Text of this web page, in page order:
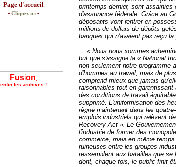
Page d'accueil
- Cliquez ici-
Fusion
enfin les archives !
printemps dernier, sont assainies
d'assurance fédérale. Grâce au
déposants vont rentrer en
millions de dollars de dépôts
banques qui n'avaient pas reçu la
« Nous nous sommes
but que s'assigne la « National
non seulement notre programme
d'hommes au travail, mais de
comprend mieux que jamais
raisonnables tout en
des conditions de travail
supprimé. L'uniformisation des
règne maintenant dans les
emplois industriels qui relèvent
Recovery Act ». Le
l'industrie de former des
commerce, mais en même
ruineuses entre les groupes
ressemblent aux batailles que se
dont, chaque fois, le public finit